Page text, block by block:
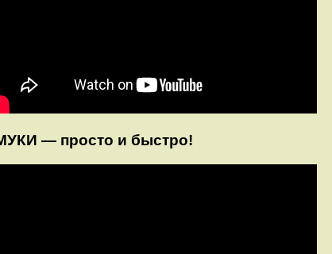
— просто и быстро!